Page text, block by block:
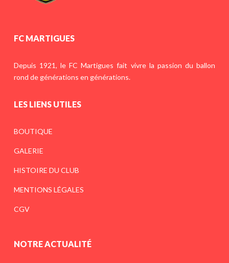
FC MARTIGUES
Depuis 1921, le FC Martigues fait vivre la passion du ballon
rond de générations en générations.
LES LIENS UTILES
BOUTIQUE
GALERIE
HISTOIRE DU CLUB
MENTIONS LÉGALES
CGV
NOTRE ACTUALITÉ